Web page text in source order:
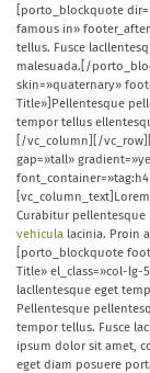
[porto_blockquote
famous in»
tellus. Fusce
malesuada.[/
skin=»quaternary»
Title»]Pellentesque
tempor tellus
[/vc_column][/
gap=»tall»
Curabitur
vehicula lacinia. Proin
[porto_blockquote
Title» el_class=»col-lg-
lacllentesque eget
Pellentesque
tempor tellus. Fusce
ipsum dolor sit amet,
eget diam posuere